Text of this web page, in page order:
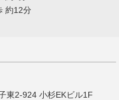
約12分
東2-924 小杉EKビル1F